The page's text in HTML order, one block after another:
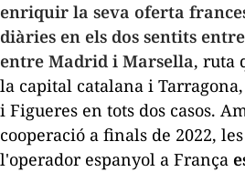
enriquir la seva oferta
diàries en els dos sentits
entre Madrid i Marsella, ruta
la capital catalana i
i Figueres en tots dos casos.
cooperació a finals de 2022,
l'operador espanyol a França